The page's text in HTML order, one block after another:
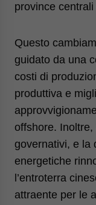
province
Questo
guidato da una
costi di
produttiva e
offshore.
governativi, e la
energetiche
l’entroterra
attraente per le